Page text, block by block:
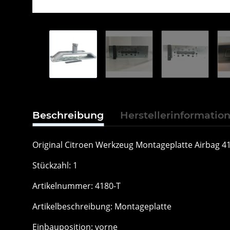
Beschreibung Herstellerinformation
Original Citroen Werkzeug Montageplatte Airbag
Stückzahl: 1
Artikelnummer: 4180-T
Artikelbeschreibung: Montageplatte
Einbauposition: vorne